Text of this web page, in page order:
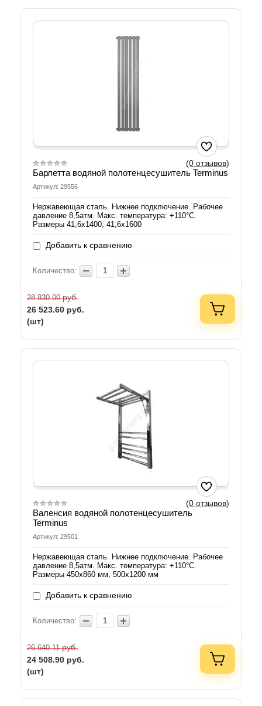
(0 отзывов)
Барлетта водяной полотенцесушитель Terminus
Артикул: 29556
Нержавеющая сталь. Нижнее подключение. Рабочее
давление 8,5атм. Макс. температура: +110°C.
Размеры 41,6х1400, 41,6х1600
Добавить к сравнению
Количество:
28 830.00руб.
26 523.60 руб.
(шт)
(0 отзывов)
Валенсия водяной полотенцесушитель
Terminus
Артикул: 29501
Нержавеющая сталь. Нижнее подключение. Рабочее
давление 8,5атм. Макс. температура: +110°C.
Размеры 450х860 мм, 500х1200 мм
Добавить к сравнению
Количество:
26 640.11руб.
24 508.90 руб.
(шт)